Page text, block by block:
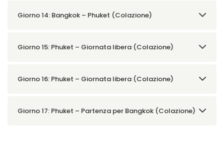
Giorno 14: Bangkok – Phuket (Colazione)
Giorno 15: Phuket – Giornata libera (Colazione)
Giorno 16: Phuket – Giornata libera (Colazione)
Giorno 17: Phuket – Partenza per Bangkok (Colazione)